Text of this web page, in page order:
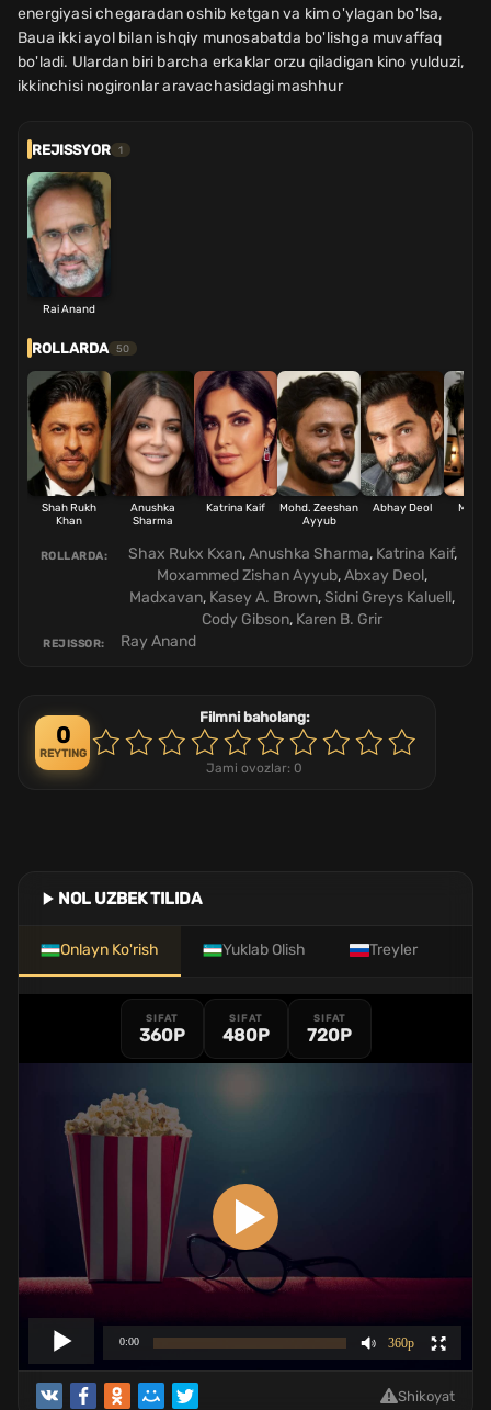
energiyasi chegaradan oshib ketgan va kim o'ylagan bo'lsa,
Baua ikki ayol bilan ishqiy munosabatda bo'lishga muvaffaq
bo'ladi. Ulardan biri barcha erkaklar orzu qiladigan kino yulduzi,
ikkinchisi nogironlar aravachasidagi mashhur
REJISSYOR 1
Rai Anand
ROLLARDA 50
Shah Rukh
Khan
Anushka
Sharma
Katrina Kaif
Mohd. Zeeshan
Ayyub
Abhay Deol
ROLLARDA: Shax Rukx Kxan,Anushka Sharma, Katrina Kaif,
Moxammed Zishan Ayyub,Abxay Deol,
Madxavan, Kasey A. Brown,Sidni Greys Kaluell,
Cody Gibson, Karen B. Grir
REJISSOR: Ray Anand
0
REYTING
Filmni baholang:
Jami ovozlar: 0
NOL UZBEK TILIDA
Onlayn Ko'rish Yuklab Olish Treyler
SIFAT
360P
SIFAT
480P
SIFAT
720P
Shikoyat